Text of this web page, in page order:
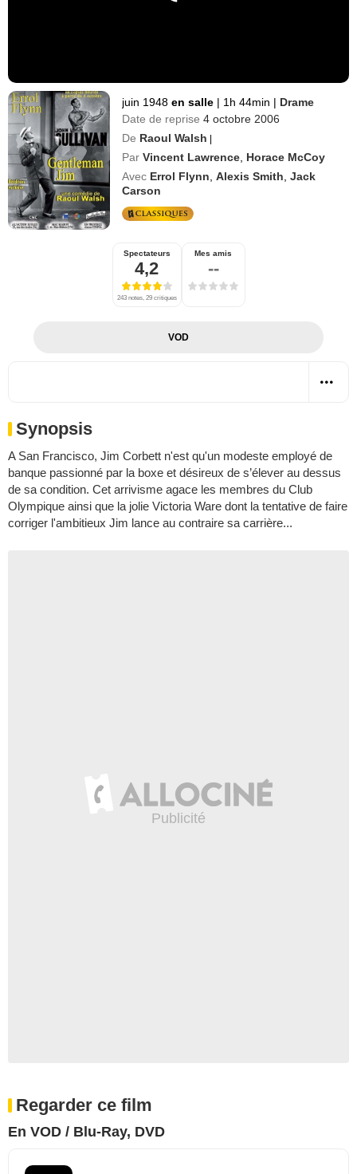
juin 1948 en salle | 1h 44min | Drame
Date de reprise 4 octobre 2006
De Raoul Walsh |
Par Vincent Lawrence Horace McCoy
Avec Errol Flynn ,Alexis Smith ,Jack
Carson
Spectateurs
4,2
243 notes, 29 critiques
Mes amis
--
VOD
Synopsis
A San Francisco, Jim Corbett n'est qu'un modeste employé de
banque passionné par la boxe et désireux de s’élever au dessus
de sa condition. Cet arrivisme agace les membres du Club
Olympique ainsi que la jolie Victoria Ware dont la tentative de faire
corriger l'ambitieux Jim lance au contraire sa carrière...
Regarder ce film
En VOD / Blu-Ray, DVD